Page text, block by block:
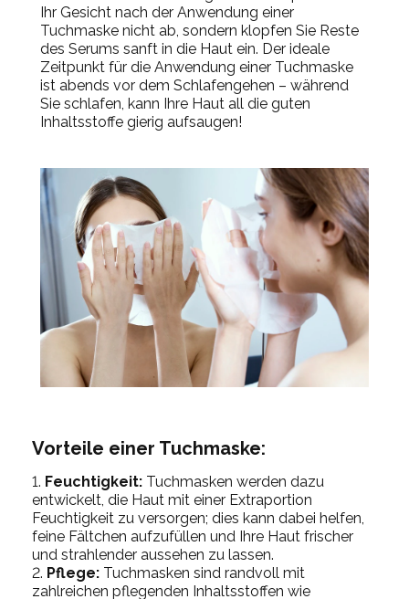
Ihr Gesicht nach der Anwendung einer
Tuchmaske nicht ab, sondern klopfen Sie Reste
des Serums sanft in die Haut ein. Der ideale
Zeitpunkt für die Anwendung einer Tuchmaske
ist abends vor dem Schlafengehen – während
Sie schlafen, kann Ihre Haut all die guten
Inhaltsstoffe gierig aufsaugen!
Vorteile einer Tuchmaske:
Feuchtigkeit: Tuchmasken werden dazu
entwickelt, die Haut mit einer Extraportion
Feuchtigkeit zu versorgen; dies kann dabei helfen,
feine Fältchen aufzufüllen und Ihre Haut frischer
und strahlender aussehen zu lassen.
Pflege: Tuchmasken sind randvoll mit
zahlreichen pflegenden Inhaltsstoffen wie